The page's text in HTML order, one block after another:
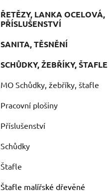
ŘETĚZY, LANKA OCELOVÁ,
PŘÍSLUŠENSTVÍ
SANITA, TĚSNĚNÍ
SCHŮDKY, ŽEBŘÍKY, ŠTAFLE
MO Schůdky, žebříky, štafle
Pracovní plošiny
Příslušenství
Schůdky
Štafle
Štafle malířské dřevěné